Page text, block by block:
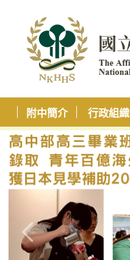
附中簡介 行政組織